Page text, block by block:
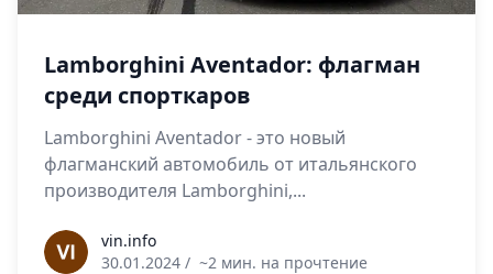
Lamborghini Aventador: флагман
среди спорткаров
Lamborghini Aventador - это новый
флагманский автомобиль от итальянского
производителя Lamborghini,...
vin.infovin.info
30.01.2024 / ~2 мин. на прочтение